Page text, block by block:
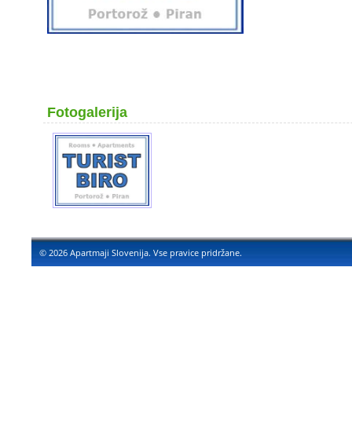
Fotogalerija
© 2026 Apartmaji Slovenija. Vse pravice pridržane.